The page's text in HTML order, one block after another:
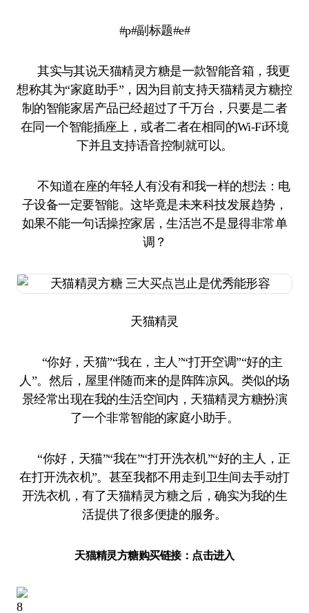
#p#副标题#e#
其实与其说天猫精灵方糖是一款智能音箱，我更
想称其为“家庭助手”，因为目前支持天猫精灵方糖控
制的智能家居产品已经超过了千万台，只要是二者
在同一个智能插座上，或者二者在相同的Wi-Fi环境
下并且支持语音控制就可以。
不知道在座的年轻人有没有和我一样的想法：电
子设备一定要智能。这毕竟是未来科技发展趋势，
如果不能一句话操控家居，生活岂不是显得非常单
调？
天猫精灵
“你好，天猫”“我在，主人”“打开空调”“好的主
人”。然后，屋里伴随而来的是阵阵凉风。类似的场
景经常出现在我的生活空间内，天猫精灵方糖扮演
了一个非常智能的家庭小助手。
“你好，天猫”“我在”“打开洗衣机”“好的主人，正
在打开洗衣机”。甚至我都不用走到卫生间去手动打
开洗衣机，有了天猫精灵方糖之后，确实为我的生
活提供了很多便捷的服务。
天猫精灵方糖购买链接：点击进入